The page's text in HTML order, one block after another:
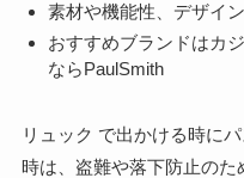
素材や機能性、デザイ
おすすめブランドはカ
ならPaulSmith
リュック で出かける時に
時は、盗難や落下防止のた